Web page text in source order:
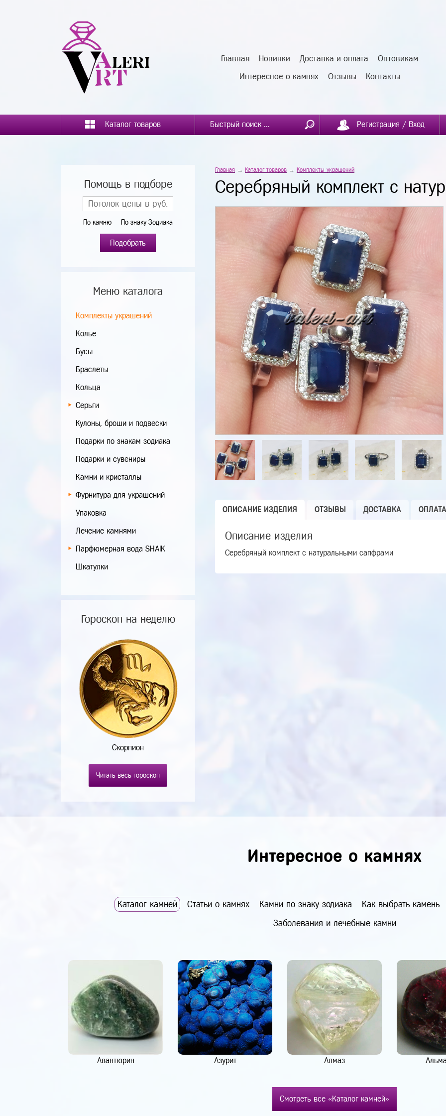
Главная Новинки Доставка и оплата Оптовикам
Интересное о камнях Отзывы Контакты
Каталог товаров Регистрация / Вход
Помощь в подборе
По камню По знаку Зодиака
Подобрать
Меню каталога
Комплекты украшений
Колье
Бусы
Браслеты
Кольца
Серьги
Кулоны, броши и подвески
Подарки по знакам зодиака
Подарки и сувениры
Камни и кристаллы
Фурнитура для украшений
Упаковка
Лечение камнями
Парфюмерная вода SHAIK
Шкатулки
Гороскоп на неделю
Скорпион
Читать весь гороскоп
Главная → Каталог товаров → Комплекты украшений
Серебряный комплект с
ОПИСАНИЕ ИЗДЕЛИЯ ОТЗЫВЫ ДОСТАВКА ОПЛАТА
Описание изделия
Серебряный комплект с натуральными сапфрами
Интересное о камнях
Каталог камней Статьи о камнях Камни по знаку зодиака Как выбрать камень
Заболевания и лечебные камни
Авантюрин Азурит Алмаз
Смотреть все «Каталог камней»